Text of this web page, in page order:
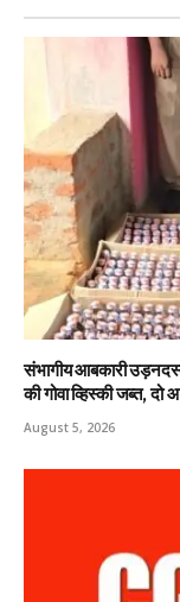
संभागीय आबकारी
की गोवा व्हिस्की जब्त, दो
August 5, 2026